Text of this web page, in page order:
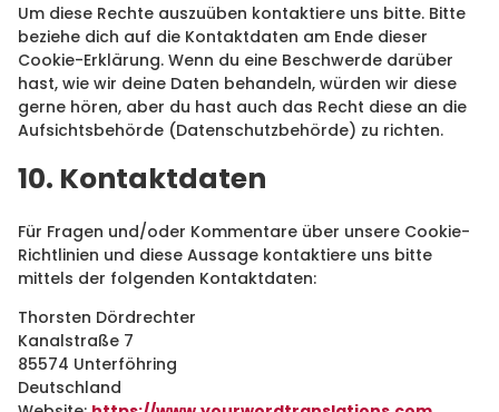
Um diese Rechte auszuüben kontaktiere uns bitte. Bitte
beziehe dich auf die Kontaktdaten am Ende dieser
Cookie-Erklärung. Wenn du eine Beschwerde darüber
hast, wie wir deine Daten behandeln, würden wir diese
gerne hören, aber du hast auch das Recht diese an die
Aufsichtsbehörde (Datenschutzbehörde) zu richten.
10. Kontaktdaten
Für Fragen und/oder Kommentare über unsere Cookie-
Richtlinien und diese Aussage kontaktiere uns bitte
mittels der folgenden Kontaktdaten:
Thorsten Dördrechter
Kanalstraße 7
85574 Unterföhring
Deutschland